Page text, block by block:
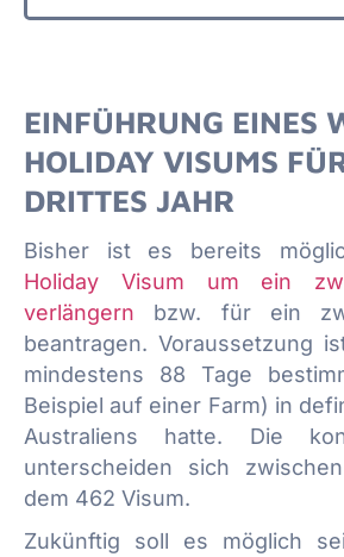
EINFÜHRUNG EINES
HOLIDAY VISUMS
DRITTES JAHR
Bisher ist es bereits
Holiday Visum um ein
verlängern bzw. für ein
beantragen. Voraussetzung
mindestens 88 Tage
Beispiel auf einer Farm) in
Australiens hatte. Die
unterscheiden sich
dem 462 Visum.
Zukünftig soll es möglich